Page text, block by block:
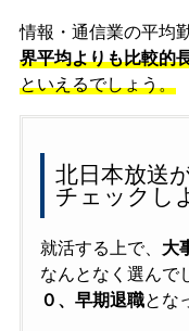
情報・通信業の平均
界平均よりも比較的
といえるでしょう。
北日本放送
チェックし
就活する上で、 大
なんとなく選んで
０、早期退職とな